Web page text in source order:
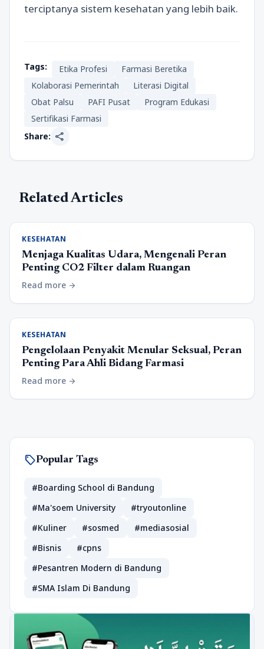
terciptanya sistem kesehatan yang lebih baik.
Tags: Etika Profesi
Farmasi Beretika
Kolaborasi Pemerintah
Literasi Digital
Obat Palsu
PAFI Pusat
Program Edukasi
Sertifikasi Farmasi
Share: share
Related Articles
KESEHATAN
Menjaga Kualitas Udara, Mengenali Peran
Penting CO2 Filter dalam Ruangan
Read more arrow_forward
KESEHATAN
Pengelolaan Penyakit Menular Seksual, Peran
Penting Para Ahli Bidang Farmasi
Read more arrow_forward
sellPopular Tags
#Boarding School di Bandung
#Ma'soem University
#tryoutonline
#Kuliner
#sosmed
#mediasosial
#Bisnis
#cpns
#Pesantren Modern di Bandung
#SMA Islam Di Bandung